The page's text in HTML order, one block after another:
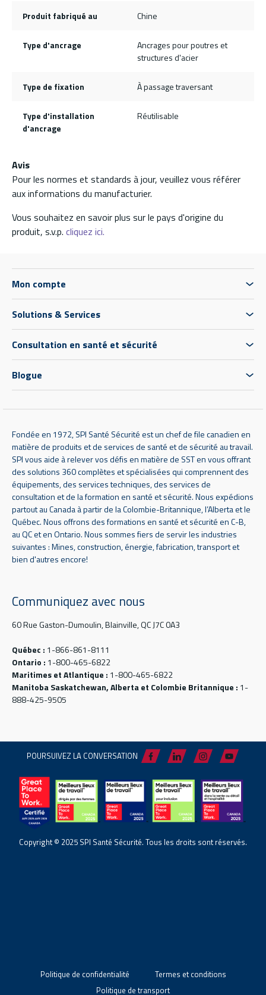
Produit fabriqué au Chine
Type d'ancrage
Ancrages pour poutres et
structures d'acier
Type de fixation À passage traversant
Type d'installation
d'ancrage
Réutilisable
Avis
Pour les normes et standards à jour, veuillez vous référer
aux informations du manufacturier.
Vous souhaitez en savoir plus sur le pays d'origine du
produit, s.v.p. cliquez ici.
Mon compte
Solutions & Services
Consultation en santé et sécurité
Blogue
Fondée en 1972, SPI Santé Sécurité est un chef de file canadien en
matière de produits et de services de santé et de sécurité au travail.
SPI vous aide à relever vos défis en matière de SST en vous offrant
des solutions 360 complètes et spécialisées qui comprennent des
équipements, des services techniques, des services de
consultation et de la formation en santé et sécurité. Nous expédions
partout au Canada à partir de la Colombie-Britannique, l’Alberta et le
Québec. Nous offrons des formations en santé et sécurité en C-B,
au QC et en Ontario. Nous sommes fiers de servir les industries
suivantes : Mines, construction, énergie, fabrication, transport et
bien d'autres encore!
Communiquez avec nous
60 Rue Gaston-Dumoulin, Blainville, QC J7C 0A3
Québec : 1-866-861-8111
Ontario : 1-800-465-6822
Maritimes et Atlantique : 1-800-465-6822
Manitoba Saskatchewan, Alberta et Colombie Britannique : 1-
888-425-9505
POURSUIVEZ LA CONVERSATION
Copyright © 2025 SPI Santé Sécurité. Tous les droits sont réservés.
Politique de confidentialité
Termes et conditions
Politique de transport